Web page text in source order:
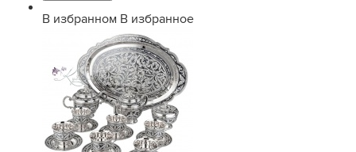
В избранном В избранное